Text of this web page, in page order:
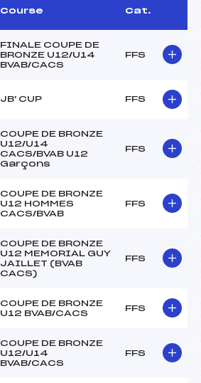
Course Cat.
FINALE COUPE DE
BRONZE U12/U14
BVAB/CACS
FFS
JB' CUP FFS
COUPE DE BRONZE
U12/U14
CACS/BVAB U12
Garçons
FFS
COUPE DE BRONZE
U12 HOMMES
CACS/BVAB
FFS
COUPE DE BRONZE
U12 MEMORIAL GUY
JAILLET (BVAB
CACS)
FFS
COUPE DE BRONZE
U12 BVAB/CACS
FFS
COUPE DE BRONZE
U12/U14
BVAB/CACS
FFS